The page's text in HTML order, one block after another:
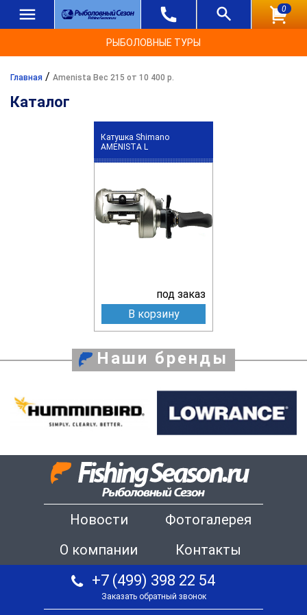
0
РЫБОЛОВНЫЕ ТУРЫ
Главная / Amenista Вес 215 от 10 400 р.
Каталог
Катушка Shimano
AMENISTA L
под заказ
В корзину
Наши бренды
Новости
Фотогалерея
О компании
Контакты
+7 (499) 398 22 54
Заказать обратный звонок